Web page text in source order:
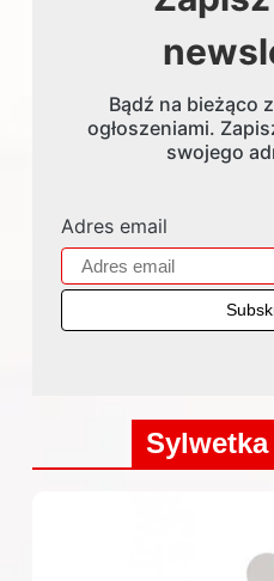
Bądź na bieżąco
ogłoszeniami.
swojego
Adres email